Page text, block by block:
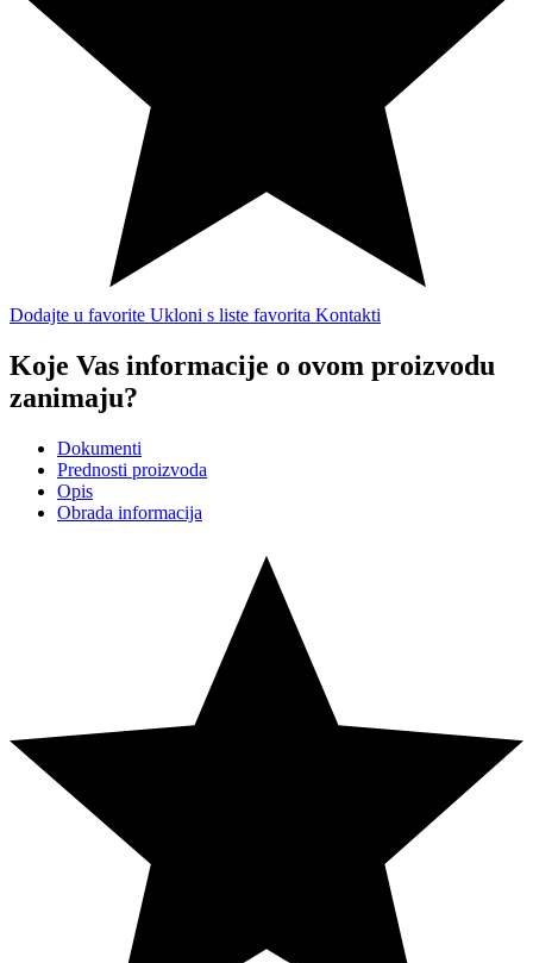
Dodajte u favorite Ukloni s liste favorita Kontakti
Koje Vas informacije o ovom proizvodu
zanimaju?
Dokumenti
Prednosti proizvoda
Opis
Obrada informacija